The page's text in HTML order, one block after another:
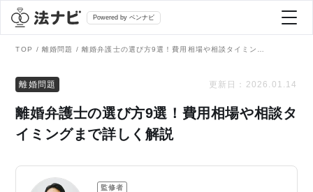
Powered by ベンナビ
全て
弁護士を探す
TOP 離婚問題
離婚問題 更新日： 2026.01.14
離婚弁護士の選び方9選！費用相場や相談タ
イミングまで詳しく解説
監修者